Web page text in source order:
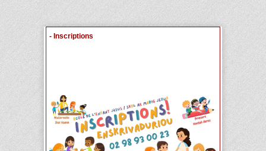
- Inscriptions